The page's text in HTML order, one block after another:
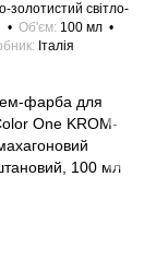
золотистий світло-
Об'єм 100 мл
Італія